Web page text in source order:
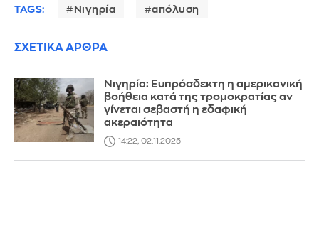
TAGS: Νιγηρία απόλυση
ΣΧΕΤΙΚΑ ΑΡΘΡΑ
Νιγηρία: Ευπρόσδεκτη η αμερικανική
βοήθεια κατά της τρομοκρατίας αν
γίνεται σεβαστή η εδαφική
ακεραιότητα
14:22, 02.11.2025